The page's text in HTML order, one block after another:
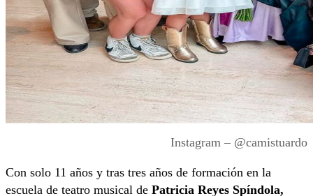
Instagram – @camistuardo
Con solo 11 años y tras tres años de formación en la
escuela de teatro musical de Patricia Reyes Spíndola,